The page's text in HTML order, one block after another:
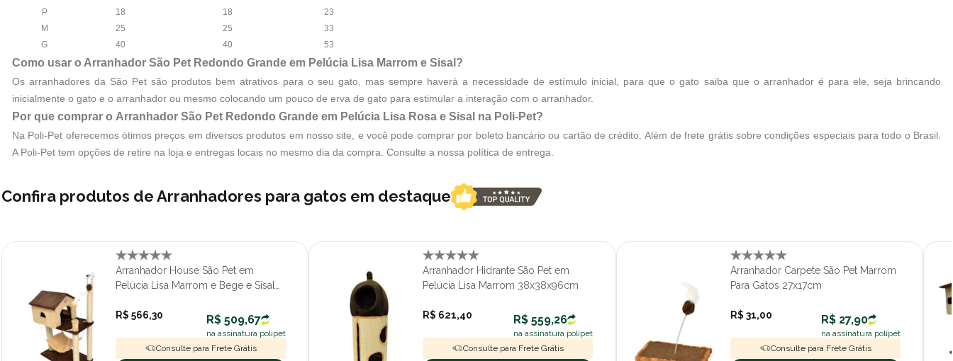
P
18 18
23
M
25 25
33
G
40 40 53
Como usar o Arranhador São Pet Redondo Grande em Pelúcia Lisa Marrom e Sisal?
Os arranhadores da São Pet são produtos bem atrativos para o seu gato, mas sempre haverá a necessidade de estímulo inicial, para que o gato saiba que o arranhador é para ele, seja brincando
inicialmente o gato e o arranhador ou mesmo colocando um pouco de erva de gato para estimular a interação com o arranhador.
Por que comprar o Arranhador São Pet Redondo Grande em Pelúcia Lisa Rosa e Sisal na Poli-Pet?
Na Poli-Pet oferecemos ótimos preços em diversos produtos em nosso site, e você pode comprar por boleto bancário ou cartão de crédito. Além de frete grátis sobre condições especiais para todo o Brasil.
A Poli-Pet tem opções de retire na loja e entregas locais no mesmo dia da compra. Consulte a nossa política de entrega.
Confira produtos de Arranhadores para gatos em destaque
Arranhador House São Pet em
Pelúcia Lisa Marrom e Bege e Sisal
R$ 566,30
R$ 509,67
na assinatura polipet
Consulte para Frete Grátis
Arranhador Hidrante São Pet em
Pelúcia Lisa Marrom 38x38x96cm
R$ 621,40 R$ 559,26
na assinatura polipet
Consulte para Frete Grátis
Arranhador Carpete São Pet Marrom
Para Gatos 27x17cm
R$ 31,00 R$ 27,90
na assinatura polipet
Consulte para Frete Grátis